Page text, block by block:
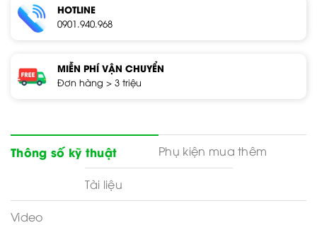
HOTLINE
0901.940.968
MIỄN PHÍ VẬN CHUYỂN
Đơn hàng > 3 triệu
Thông số kỹ thuật Phụ kiện mua thêm
Tài liệu
Video